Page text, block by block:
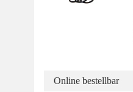
Online bestellbar